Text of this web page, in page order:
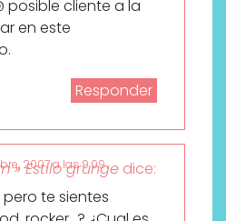
posible cliente a la
en este
Responder
» Estilo grunge dice:
2007 a las 9:09
pero te sientes